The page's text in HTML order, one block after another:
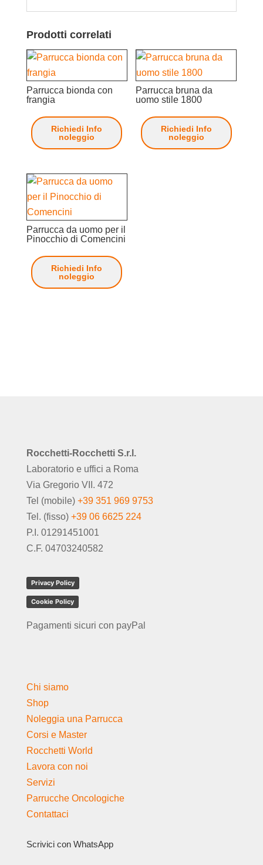
Prodotti correlati
Parrucca bionda con
frangia
Richiedi Info
noleggio
Parrucca bruna da
uomo stile 1800
Richiedi Info
noleggio
Parrucca da uomo per il
Pinocchio di Comencini
Richiedi Info
noleggio
Rocchetti-Rocchetti S.r.l.
Laboratorio e uffici a Roma
Via Gregorio VII. 472
Tel (mobile) +39 351 969 9753
Tel. (fisso) +39 06 6625 224
P.I. 01291451001
C.F. 04703240582
Privacy Policy
Cookie Policy
Pagamenti sicuri con payPal
Chi siamo
Shop
Noleggia una Parrucca
Corsi e Master
Rocchetti World
Lavora con noi
Servizi
Parrucche Oncologiche
Contattaci
Scrivici con WhatsApp